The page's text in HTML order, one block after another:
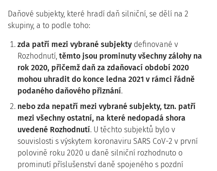
Daňové subjekty, které hradí daň silniční, se dělí na 2
skupiny, a to podle toho:
zda patří mezi vybrané subjekty definované v
Rozhodnutí, těmto jsou prominuty všechny zálohy na
rok 2020, přičemž daň za zdaňovací období 2020
mohou uhradit do konce ledna 2021 v rámci řádně
podaného daňového přiznání.
nebo zda nepatří mezi vybrané subjekty, tzn. patří
mezi všechny ostatní, na které nedopadá shora
uvedené Rozhodnutí. U těchto subjektů bylo v
souvislosti s výskytem koronaviru SARS CoV-2 v první
polovině roku 2020 u daně silniční rozhodnuto o
prominutí příslušenství daně spojeného s pozdní